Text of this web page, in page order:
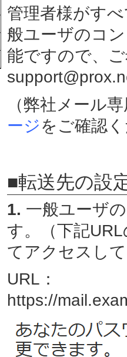
管理者様がす
般ユーザのコ
能ですので、
（弊社メール
ージをご確認
■転送先の設
1. 一般ユーザ
す。（下記
てアクセスし
URL：
https://